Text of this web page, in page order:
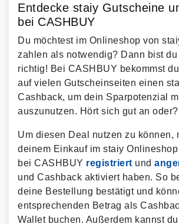
Entdecke staiy Gutscheine
bei CASHBUY
Du möchtest im Onlineshop von
zahlen als notwendig? Dann bist
richtig! Bei CASHBUY bekommst
auf vielen Gutscheinseiten einen
Cashback, um dein Sparpotenzial
auszunutzen. Hört sich gut an oder?
Um diesen Deal nutzen zu können,
deinem Einkauf im staiy
bei CASHBUY registriert und
und Cashback aktiviert haben. So
deine Bestellung bestätigt und
entsprechenden Betrag als
Wallet buchen. Außerdem kannst